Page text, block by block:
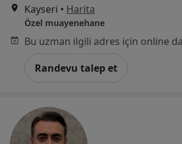
Kayseri • Harita
Özel muayenehane
Randevu talep et